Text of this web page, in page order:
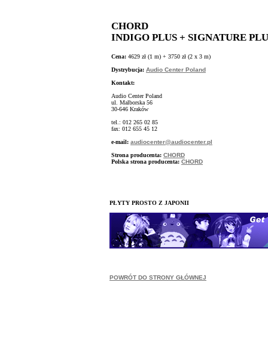
CHORD
INDIGO PLUS + SIGNATURE
Cena: 4629 zł (1 m) + 3750 zł (2 x 3 m)
Dystrybucja: Audio Center Poland
Kontakt:
Audio Center Poland
ul. Malborska 56
30-646 Kraków
tel.: 012 265 02 85
fax: 012 655 45 12
e-mail: audiocenter@audiocenter.pl
Strona producenta: CHORD
Polska strona producenta: CHORD
PŁYTY PROSTO Z JAPONII
POWRÓT DO STRONY GŁÓWNEJ